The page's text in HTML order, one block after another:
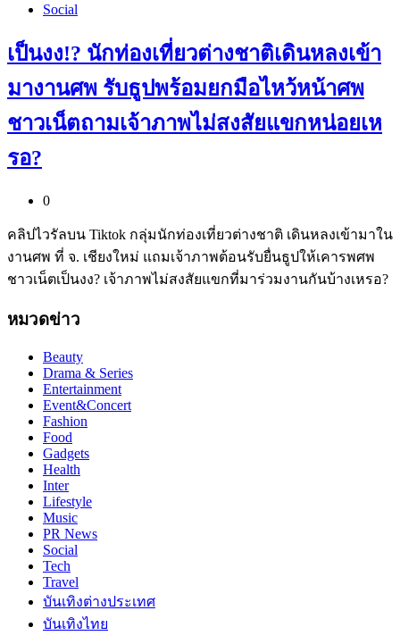
Social
เป็นงง!? นักท่องเที่ยวต่างชาติเดินหลงเข้า
มางานศพ รับธูปพร้อมยกมือไหว้หน้าศพ
ชาวเน็ตถามเจ้าภาพไม่สงสัยแขกหน่อยเห
รอ?
0
คลิปไวรัลบน Tiktok กลุ่มนักท่องเที่ยวต่างชาติ เดินหลงเข้ามาใน
งานศพ ที่ จ. เชียงใหม่ แถมเจ้าภาพต้อนรับยื่นธูปให้เคารพศพ
ชาวเน็ตเป็นงง? เจ้าภาพไม่สงสัยแขกที่มาร่วมงานกันบ้างเหรอ?
หมวดข่าว
Beauty
Drama & Series
Entertainment
Event&Concert
Fashion
Food
Gadgets
Health
Inter
Lifestyle
Music
PR News
Social
Tech
Travel
บันเทิงต่างประเทศ
บันเทิงไทย